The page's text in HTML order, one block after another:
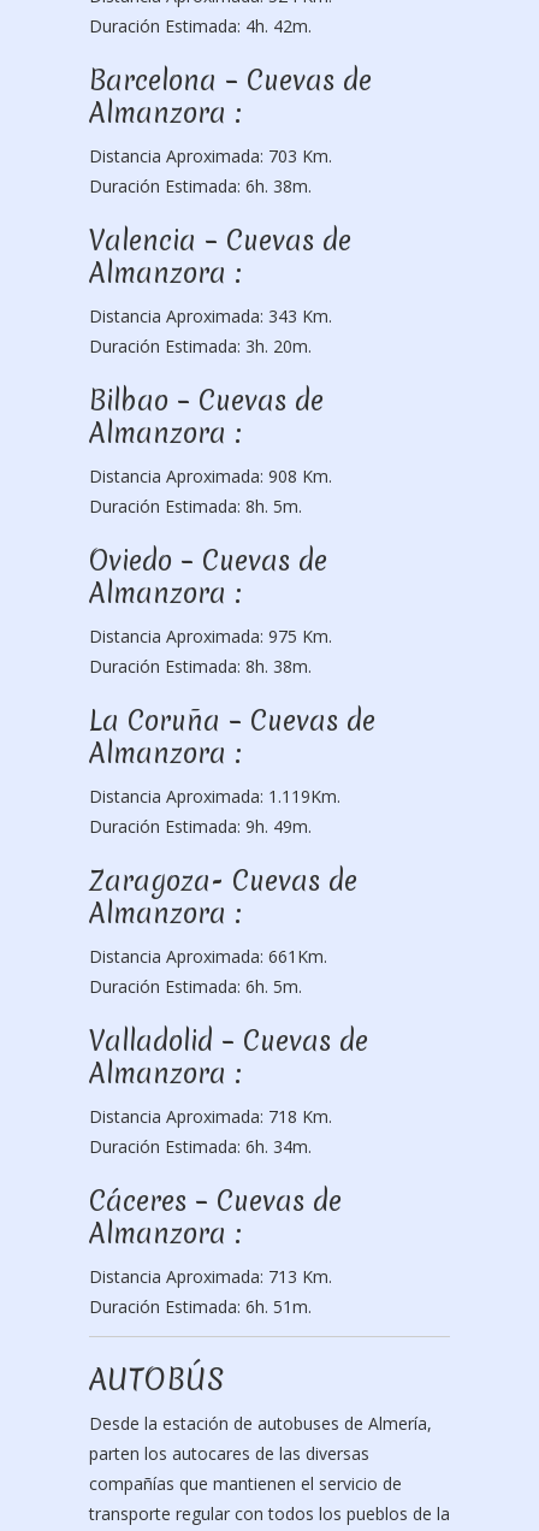
Duración Estimada: 4h. 42m.
Barcelona – Cuevas de
Almanzora :
Distancia Aproximada: 703 Km.
Duración Estimada: 6h. 38m.
Valencia – Cuevas de
Almanzora :
Distancia Aproximada: 343 Km.
Duración Estimada: 3h. 20m.
Bilbao – Cuevas de
Almanzora :
Distancia Aproximada: 908 Km.
Duración Estimada: 8h. 5m.
Oviedo – Cuevas de
Almanzora :
Distancia Aproximada: 975 Km.
Duración Estimada: 8h. 38m.
La Coruña – Cuevas de
Almanzora :
Distancia Aproximada: 1.119Km.
Duración Estimada: 9h. 49m.
Zaragoza- Cuevas de
Almanzora :
Distancia Aproximada: 661Km.
Duración Estimada: 6h. 5m.
Valladolid – Cuevas de
Almanzora :
Distancia Aproximada: 718 Km.
Duración Estimada: 6h. 34m.
Cáceres – Cuevas de
Almanzora :
Distancia Aproximada: 713 Km.
Duración Estimada: 6h. 51m.
AUTOBÚS
Desde la estación de autobuses de Almería,
parten los autocares de las diversas
compañías que mantienen el servicio de
transporte regular con todos los pueblos de la